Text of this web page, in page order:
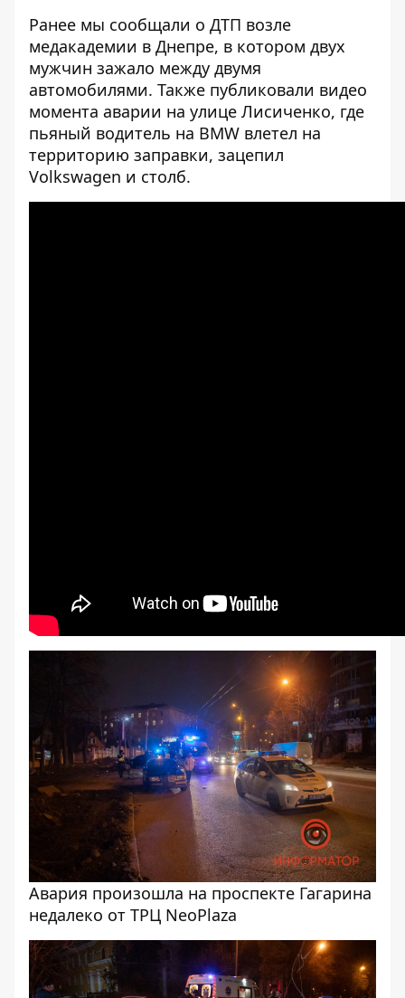
Ранее мы сообщали о ДТП возле
медакадемии в Днепре, в котором двух
мужчин зажало между двумя
автомобилями. Также публиковали видео
момента аварии на улице Лисиченко, где
пьяный водитель на BMW влетел на
территорию заправки, зацепил
Volkswagen и столб.
Авария произошла на проспекте Гагарина
недалеко от ТРЦ NeoPlaza